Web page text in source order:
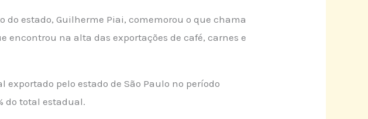
estado, Guilherme Piai, comemorou o que chama
encontrou na alta das exportações de café, carnes e
pelo estado de São Paulo no período
do total estadual.